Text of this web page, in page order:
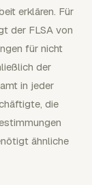
erklären. Für
der FLSA von
für nicht
der
in jeder
die
ähnliche